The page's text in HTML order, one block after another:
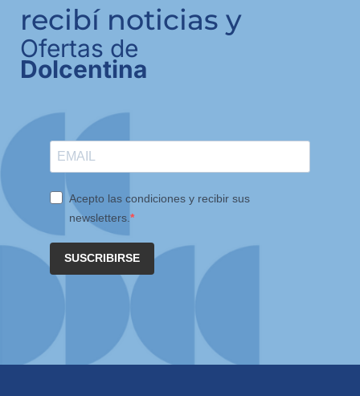
recibí noticias y
Ofertas de
Dolcentina
Acepto las condiciones y recibir sus
newsletters.
SUSCRIBIRSE